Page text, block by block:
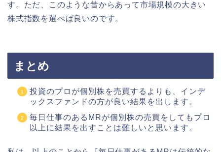
す。ただ、このような昔からあって市場規模の大きい
株式指数を選べば良いのです。
まとめ
投資のプロが個別株を売買するよりも、インデ
ックスファンドの方が良い結果を出します。
毎日仕事のあるMRが個別株の売買をしてもプロ
以上に結果を出すことは難しいと思います。